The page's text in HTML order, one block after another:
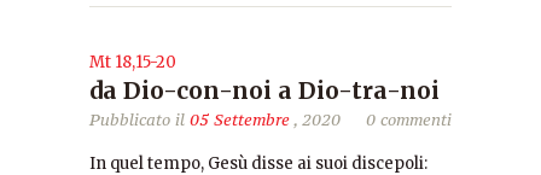
Mt 18,15-20
da Dio-con-noi a Dio-tra-noi
Pubblicato il 05 Settembre, 2020 0 commenti
In quel tempo, Gesù disse ai suoi discepoli: